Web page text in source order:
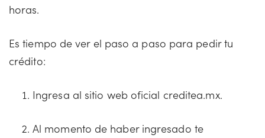
horas.
Es tiempo de ver el paso a paso para pedir tu
crédito:
Ingresa al sitio web oficial creditea.mx.
Al momento de haber ingresado te